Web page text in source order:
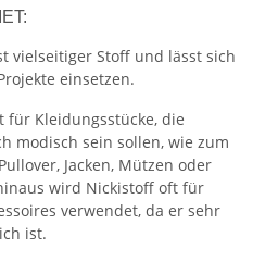
vielseitiger Stoff und lässt sich
einsetzen.
für Kleidungsstücke, die
modisch sein sollen, wie zum
Jacken, Mützen oder
wird Nickistoff oft für
verwendet, da er sehr
ist.